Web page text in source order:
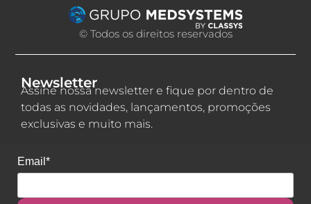
© Todos os direitos reservados
Newsletter
Assine nossa newsletter e fique por dentro de
todas as novidades, lançamentos, promoções
exclusivas e muito mais.
Email*